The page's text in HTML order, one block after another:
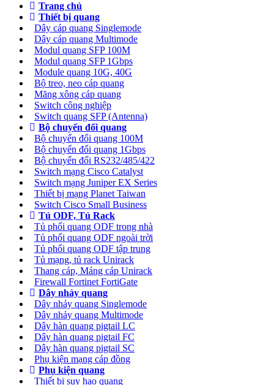
Trang chủ
Thiết bị quang
Dây cáp quang Singlemode
Dây cáp quang Multimode
Modul quang SFP 100M
Modul quang SFP 1Gbps
Module quang 10G, 40G
Bộ treo, neo cáp quang
Măng xông cáp quang
Switch công nghiệp
Switch quang SFP (Antenna)
Bộ chuyển đổi quang
Bộ chuyển đổi quang 100M
Bộ chuyển đổi quang 1Gbps
Bộ chuyển đối RS232/485/422
Switch mạng Cisco Catalyst
Switch mạng Juniper EX Series
Thiết bị mạng Planet Taiwan
Switch Cisco Small Business
Tủ ODF, Tủ Rack
Tủ phối quang ODF trong nhà
Tủ phối quang ODF ngoài trời
Tủ phối quang ODF tập trung
Tủ mạng, tủ rack Unirack
Thang cáp, Máng cáp Unirack
Firewall Fortinet FortiGate
Dây nhảy quang
Dây nhảy quang Singlemode
Dây nhảy quang Multimode
Dây hàn quang pigtail LC
Dây hàn quang pigtail FC
Dây hàn quang pigtail SC
Phụ kiện mạng cáp đồng
Phụ kiện quang
Thiết bị suy hao quang